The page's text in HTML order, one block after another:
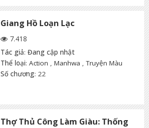
Giang Hồ Loạn Lạc
7.418
Tác giả: Đang cập nhật
Thể loại: Action , Manhwa ,Truyện Màu
Số chương: 22
Thợ Thủ Công Làm Giàu: Thống